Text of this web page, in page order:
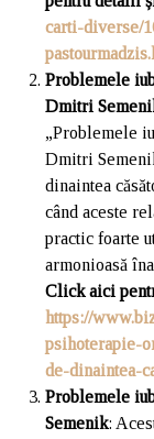
carti-diverse/
Problemele
Dmitri
„Problemele
Dmitri
dinaintea
când aceste
practic foarte
armonioasă
Click aici
https://
psihoterapie-
de-dinaintea-
Problemele
Semenik: